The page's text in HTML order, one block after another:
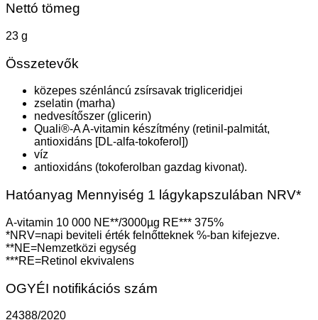
Nettó tömeg
23 g
Összetevők
közepes szénláncú zsírsavak trigliceridjei
zselatin (marha)
nedvesítőszer (glicerin)
Quali®-A A-vitamin készítmény (retinil-palmitát,
antioxidáns [DL-alfa-tokoferol])
víz
antioxidáns (tokoferolban gazdag kivonat).
Hatóanyag Mennyiség 1 lágykapszulában NRV*
A-vitamin 10 000 NE**/3000µg RE*** 375%
*NRV=napi beviteli érték felnőtteknek %-ban kifejezve.
**NE=Nemzetközi egység
***RE=Retinol ekvivalens
OGYÉI notifikációs szám
24388/2020